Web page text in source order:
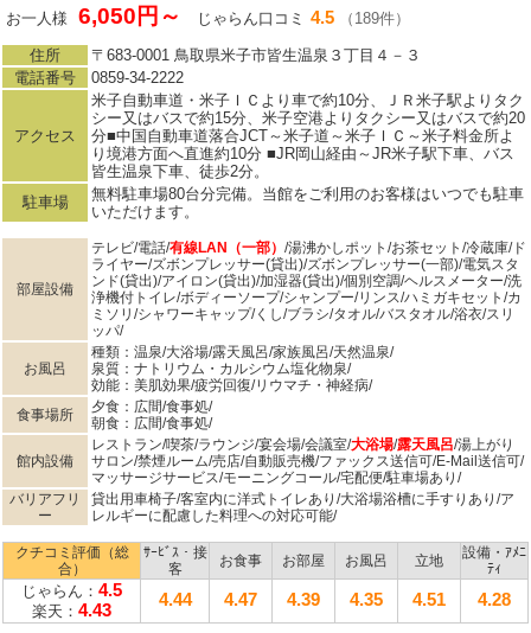
お一人様
6,050円～ じゃらん口コミ 4.5 （189件）
住所
〒683-0001 鳥取県米子市皆生温泉３丁目４－３
電話番号
0859-34-2222
アクセス
米子自動車道・米子ＩＣより車で約10分、ＪＲ米子駅よりタク
シー又はバスで約15分、米子空港よりタクシー又はバスで約20
分■中国自動車道落合JCT～米子道～米子ＩＣ～米子料金所よ
り境港方面へ直進約10分 ■JR岡山経由～JR米子駅下車、バス
皆生温泉下車、徒歩2分。
駐車場
無料駐車場80台分完備。当館をご利用のお客様はいつでも駐車
いただけます。
部屋設備
テレビ/電話/有線LAN（一部） /湯沸かしポット/お茶セット/冷蔵庫/ド
ライヤー/ズボンプレッサー(貸出)/ズボンプレッサー(一部)/電気スタ
ンド(貸出)/アイロン(貸出)/加湿器(貸出)/個別空調/ヘルスメーター/洗
浄機付トイレ/ボディーソープ/シャンプー/リンス/ハミガキセット/カ
ミソリ/シャワーキャップ/くし/ブラシ/タオル/バスタオル/浴衣/スリ
ッパ/
お風呂
種類：温泉/大浴場/露天風呂/家族風呂/天然温泉/
泉質：ナトリウム・カルシウム塩化物泉/
効能：美肌効果/疲労回復/リウマチ・神経病/
食事場所
夕食：広間/食事処/
朝食：広間/食事処/
館内設備
レストラン/喫茶/ラウンジ/宴会場/会議室/大浴場/露天風呂/湯上がり
サロン/禁煙ルーム/売店/自動販売機/ファックス送信可/E-Mail送信可/
マッサージサービス/モーニングコール/宅配便/駐車場あり/
バリアフリ
ー
貸出用車椅子/客室内に洋式トイレあり/大浴場浴槽に手すりあり/ア
レルギーに配慮した料理への対応可能/
クチコミ評価（総
合）
ｻｰﾋﾞｽ・接
客
お食事 お部屋 お風呂 立地
設備・ｱﾒﾆ
ﾃｨ
じゃらん： 4.5
楽天： 4.43
4.44 4.47 4.39 4.35 4.51 4.28